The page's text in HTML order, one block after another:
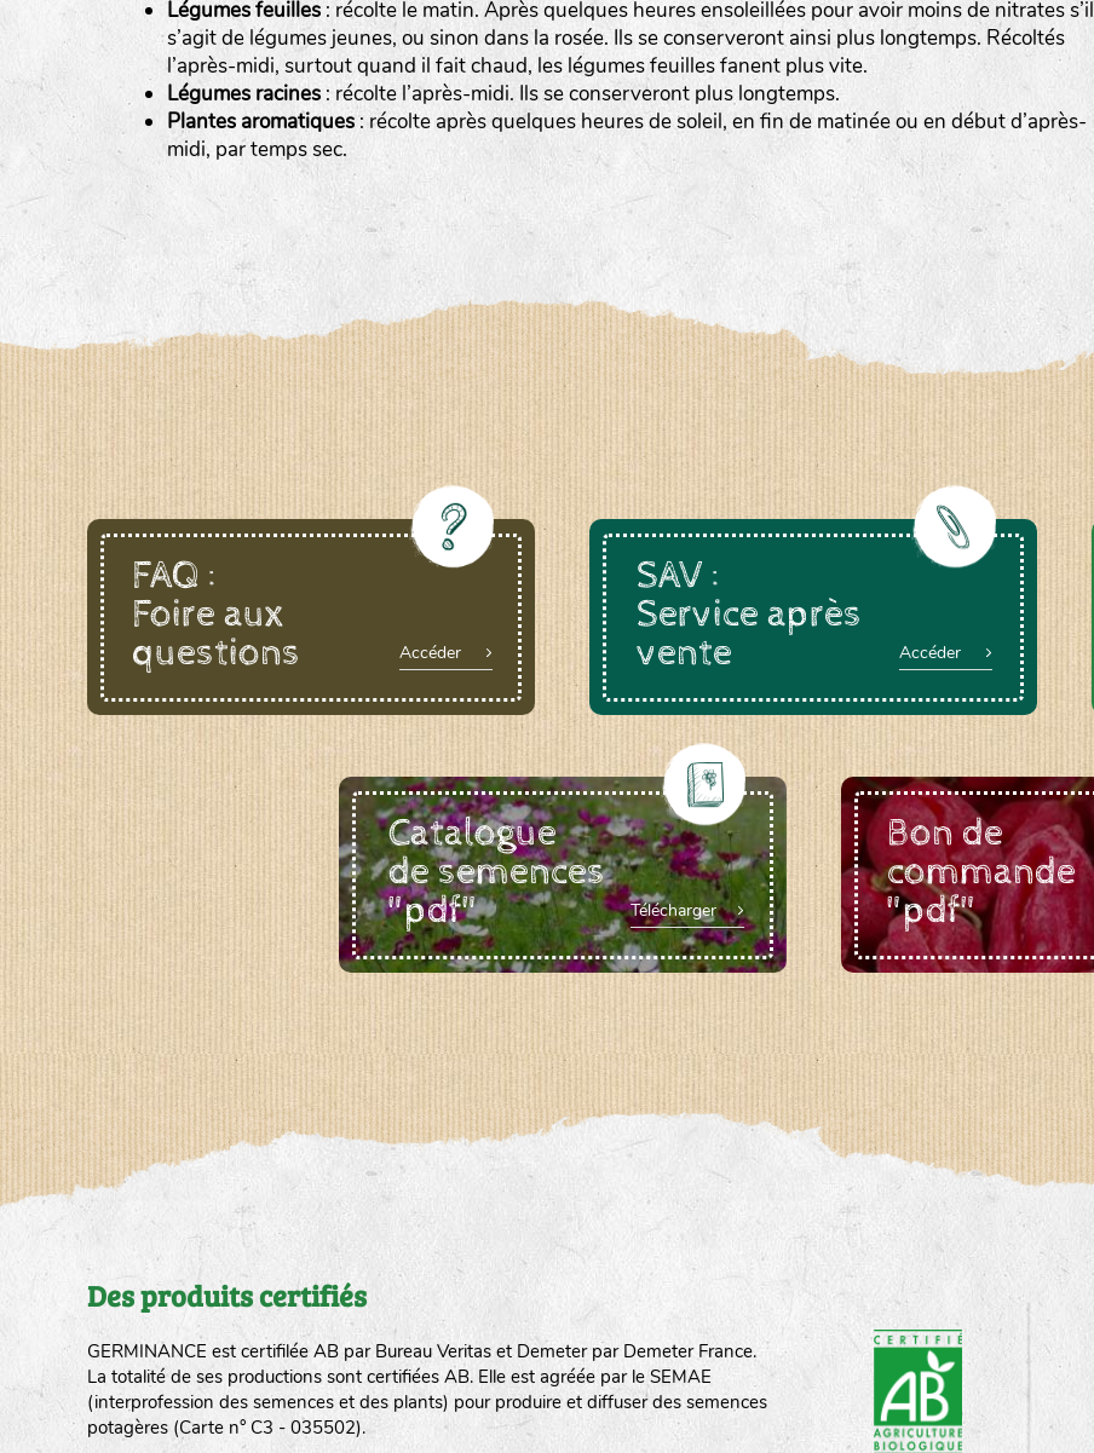
www.bingenheimersaatgut.de
DE BOLSTER (DBO)
www.bolster.nl
GRAINE DEL PAÏS (GDP)
www.grainesdelpais.com
JARDIN EN’VIE (JEV)
LA BOITE A GRAINES (LBAG)
www.laboiteagraines.com
L’AUBEPIN (PDO)
www.aubepin.fr
LE BIAU GERME (LBG)
www.biaugerme.com
SATIVA RHEINAU (SAD)
www.sativa-rheinau.ch
SEMAILLES (SEM)
www.semaille.com
Légumes feuilles : récolte le matin. Après quelques heures ensoleillées pour avoir moins de nitrates s’il
s’agit de légumes jeunes, ou sinon dans la rosée. Ils se conserveront ainsi plus longtemps. Récoltés
l’après-midi, surtout quand il fait chaud, les légumes feuilles fanent plus vite.
Légumes racines : récolte l’après-midi. Ils se conserveront plus longtemps.
Plantes aromatiques: récolte après quelques heures de soleil, en fin de matinée ou en début d’après-
midi, par temps sec.
FAQ :
Foire aux
questions
Accéder
SAV :
Service après
vente
Accéder
Catalogue
de semences
"pdf"
Télécharger
Bon de
commande
"pdf"
Des produits certifiés
GERMINANCE est certifilée AB par Bureau Veritas et Demeter par Demeter France.
La totalité de ses productions sont certifiées AB. Elle est agréée par le SEMAE
(interprofession des semences et des plants) pour produire et diffuser des semences
potagères (Carte n° C3 - 035502).